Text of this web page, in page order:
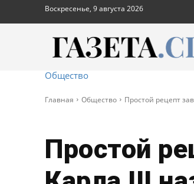
Воскресенье, 9 августа 2026
Общество
Главная Общество Простой рецепт
Простой